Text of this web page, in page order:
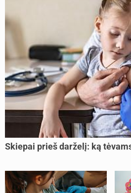
Skiepai prieš darželį: ką